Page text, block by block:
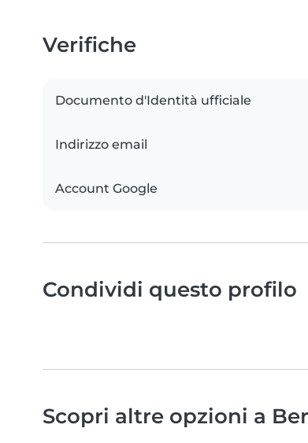
Verifiche
Documento d'Identità ufficiale
Indirizzo email
Account Google
Condividi questo profilo
Scopri altre opzioni a